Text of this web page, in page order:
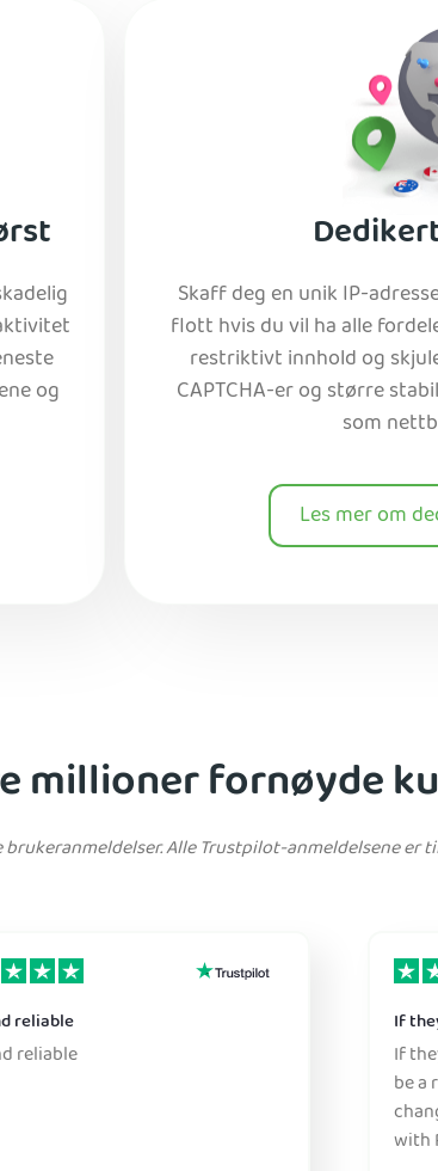
og
Skaff deg en unik IP-
flott hvis du vil ha alle
restriktivt innhold og
CAPTCHA-er og større
som
Les mer om
millioner fornøyde
Alle Trustpilot-anmeldelsene er
reliable
reliable
If
If
be a
with